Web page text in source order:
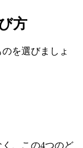
方
を選びましょ
、この4つのど